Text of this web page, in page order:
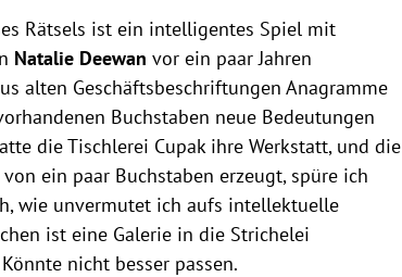
Rätsels ist ein intelligentes Spiel mit
Natalie Deewan vor ein paar Jahren
alten Geschäftsbeschriftungen Anagramme
Buchstaben neue Bedeutungen
die Tischlerei Cupak ihre Werkstatt, und die
ein paar Buchstaben erzeugt, spüre ich
wie unvermutet ich aufs intellektuelle
ist eine Galerie in die Strichelei
nicht besser passen.